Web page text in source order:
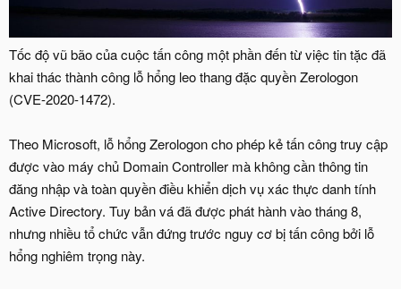
Tốc độ vũ bão của cuộc tấn công một phần đến từ việc tin tặc đã
khai thác thành công lỗ hổng leo thang đặc quyền Zerologon
(CVE-2020-1472).
Theo Microsoft, lỗ hổng Zerologon cho phép kẻ tấn công truy cập
được vào máy chủ Domain Controller mà không cần thông tin
đăng nhập và toàn quyền điều khiển dịch vụ xác thực danh tính
Active Directory. Tuy bản vá đã được phát hành vào tháng 8,
nhưng nhiều tổ chức vẫn đứng trước nguy cơ bị tấn công bởi lỗ
hổng nghiêm trọng này.